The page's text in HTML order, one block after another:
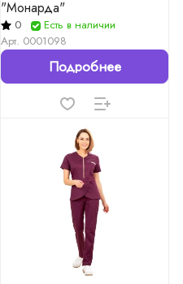
"Монарда"
0
Есть в наличии
Арт. 0001098
Подробнее